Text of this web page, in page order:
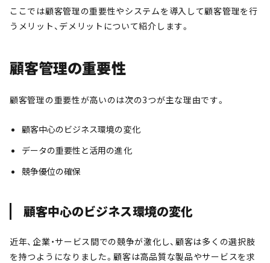
ここでは顧客管理の重要性やシステムを導入して顧客管理を行
うメリット、デメリットについて紹介します。
顧客管理の重要性
顧客管理の重要性が高いのは次の3つが主な理由です。
顧客中心のビジネス環境の変化
データの重要性と活用の進化
競争優位の確保
顧客中心のビジネス環境の変化
近年、企業・サービス間での競争が激化し、顧客は多くの選択肢
を持つようになりました。顧客は高品質な製品やサービスを求